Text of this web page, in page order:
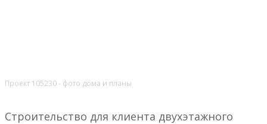
Проект 105230 - фото дома и планы
Строительство для клиента двухэтажного